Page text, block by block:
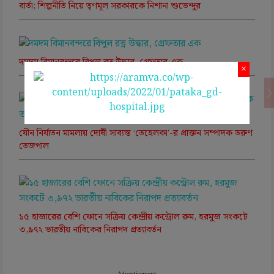
বার্তা; শিল্পনীতি নিয়ে তৃণমূল সরকারকে নিশানা শুভেন্দুর
দমদম বিমানবন্দরে বিপুল রত্ন উদ্ধার, গ্রেফতার এক
যৌন নির্যাতন মামলায় দোষী সাব্যস্ত ‘তেহেলকা’-র প্রাক্তন সম্পাদক তরুণ
তেজপাল
১৫ হাজারের বেশি ফোনে সক্রিয় কেন্দ্রীয় কন্ট্রোল রুম, হরমুজ সংকটে
৩,৯৭২ ভারতীয় নাবিকের নিরাপদ প্রত্যাবর্তন
×